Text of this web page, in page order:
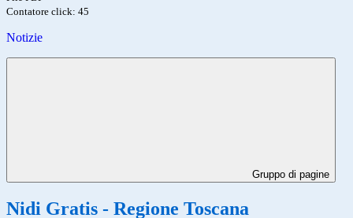
Contatore click: 45
Notizie
Gruppo di pagine
Nidi Gratis - Regione Toscana